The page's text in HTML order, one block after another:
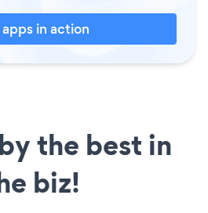
apps in action
the best in
biz!